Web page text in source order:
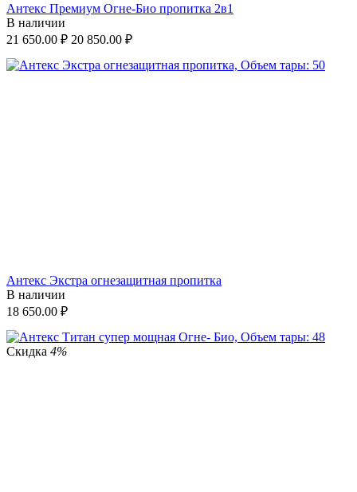
Антекс Премиум Огне-Био пропитка 2в1
В наличии
21 650.00 ₽ 20 850.00 ₽
Антекс Экстра огнезащитная пропитка
В наличии
18 650.00 ₽
Скидка 4%